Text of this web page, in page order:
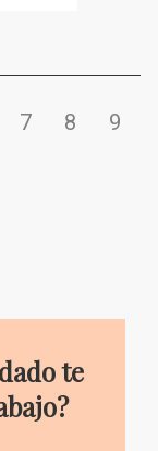
7 8
9
te